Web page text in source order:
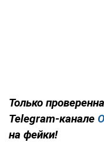
Только
Telegram-канале
на фейки!